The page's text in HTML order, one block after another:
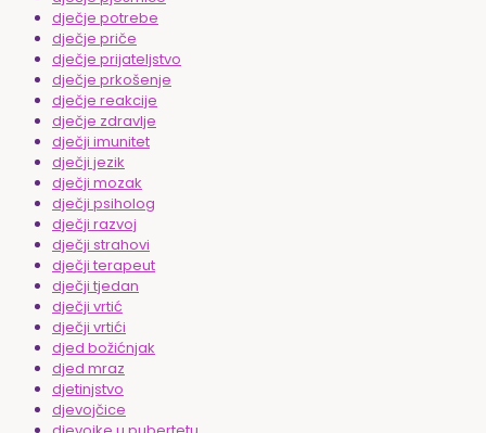
dječje potrebe
dječje priče
dječje prijateljstvo
dječje prkošenje
dječje reakcije
dječje zdravlje
dječji imunitet
dječji jezik
dječji mozak
dječji psiholog
dječji razvoj
dječji strahovi
dječji terapeut
dječji tjedan
dječji vrtić
dječji vrtići
djed božićnjak
djed mraz
djetinjstvo
djevojčice